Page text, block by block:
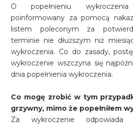
O popełnieniu
poinformowany za pomocą
listem poleconym za
terminie nie dłuższym niż
wykroczenia. Co do zasady,
wykroczenie wszczyna się
dnia popełnienia wykroczenia.
Co mogę zrobić w tym
grzywny, mimo że popełniłem
Za wykroczenie odpowiada